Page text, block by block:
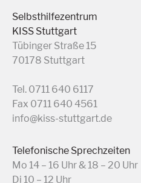
Selbsthilfezentrum
KISS Stuttgart
Tübinger Straße 15
70178 Stuttgart
Tel. 0711 640 6117
Fax 0711 640 4561
info@kiss-stuttgart.de
Telefonische Sprechzeiten
Mo 14 – 16 Uhr & 18 – 20 Uhr
Di 10 – 12 Uhr